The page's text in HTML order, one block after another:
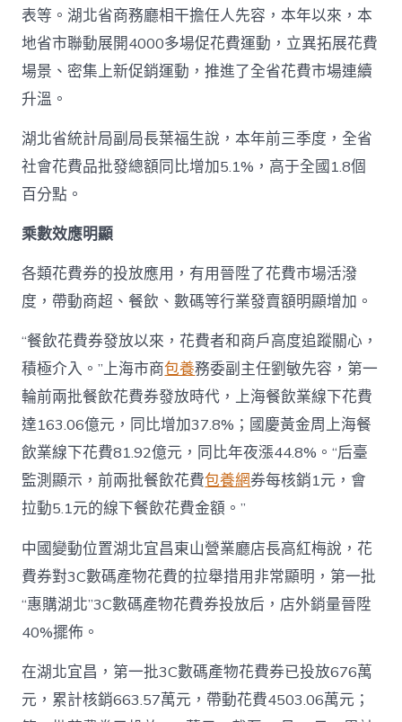
表等。湖北省商務廳相干擔任人先容，本年以來，本
地省市聯動展開4000多場促花費運動，立異拓展花費
場景、密集上新促銷運動，推進了全省花費市場連續
升溫。
湖北省統計局副局長葉福生說，本年前三季度，全省
社會花費品批發總額同比增加5.1%，高于全國1.8個
百分點。
乘數效應明顯
各類花費券的投放應用，有用晉陞了花費市場活潑
度，帶動商超、餐飲、數碼等行業發賣額明顯增加。
“餐飲花費券發放以來，花費者和商戶高度追蹤關心，
積極介入。”上海市商包養務委副主任劉敏先容，第一
輪前兩批餐飲花費券發放時代，上海餐飲業線下花費
達163.06億元，同比增加37.8%；國慶黃金周上海餐
飲業線下花費81.92億元，同比年夜漲44.8%。“后臺
監測顯示，前兩批餐飲花費包養網券每核銷1元，會
拉動5.1元的線下餐飲花費金額。”
中國變動位置湖北宜昌東山營業廳店長高紅梅說，花
費券對3C數碼產物花費的拉舉措用非常顯明，第一批
“惠購湖北”3C數碼產物花費券投放后，店外銷量晉陞
40%擺佈。
在湖北宜昌，第一批3C數碼產物花費券已投放676萬
元，累計核銷663.57萬元，帶動花費4503.06萬元；